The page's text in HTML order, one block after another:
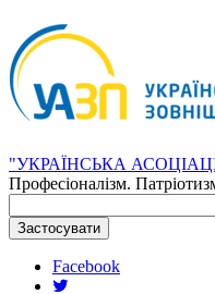
"УКРАЇНСЬКА
Професіоналізм.
Facebook